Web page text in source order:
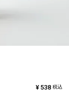
¥ 538 税込